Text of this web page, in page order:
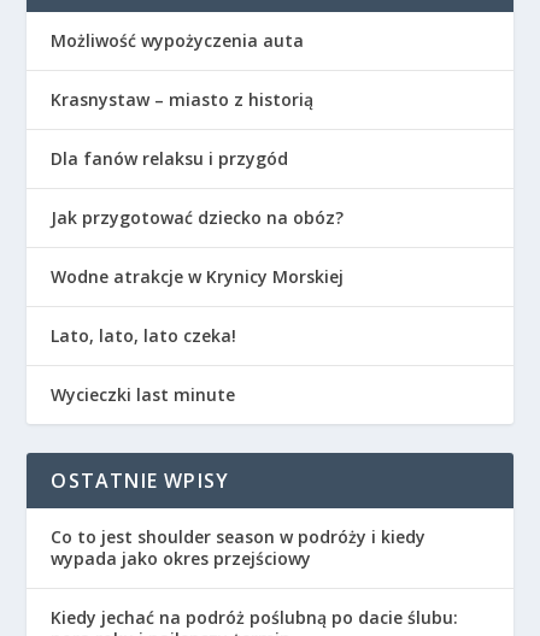
Możliwość wypożyczenia auta
Krasnystaw – miasto z historią
Dla fanów relaksu i przygód
Jak przygotować dziecko na obóz?
Wodne atrakcje w Krynicy Morskiej
Lato, lato, lato czeka!
Wycieczki last minute
OSTATNIE WPISY
Co to jest shoulder season w podróży i kiedy
wypada jako okres przejściowy
Kiedy jechać na podróż poślubną po dacie ślubu: